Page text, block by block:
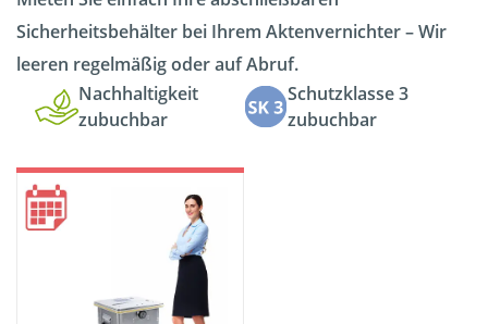
Sicherheitsbehälter bei Ihrem Aktenvernichter – Wir
leeren regelmäßig oder auf Abruf.
Nachhaltigkeit
zubuchbar
Schutzklasse 3
zubuchbar